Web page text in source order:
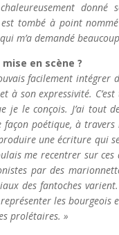
donné
tombé à point
m’a demandé
en scène ?
facilement intégrer
à son expressivité.
je le conçois. J’ai tout
poétique, à travers
une écriture qui
me recentrer sur ces
par des
des fantoches
les bourgeois
prolétaires. »